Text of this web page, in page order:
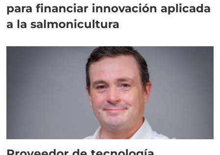
para financiar innovación aplicada
a la salmonicultura